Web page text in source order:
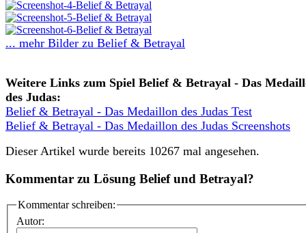
... mehr Bilder zu Belief & Betrayal
Weitere Links zum Spiel Belief & Betrayal - Das
des Judas:
Belief & Betrayal - Das Medaillon des Judas Test
Belief & Betrayal - Das Medaillon des Judas Screenshots
Dieser Artikel wurde bereits 10267 mal angesehen.
Kommentar zu Lösung Belief und Betrayal?
Kommentar schreiben:
Autor: